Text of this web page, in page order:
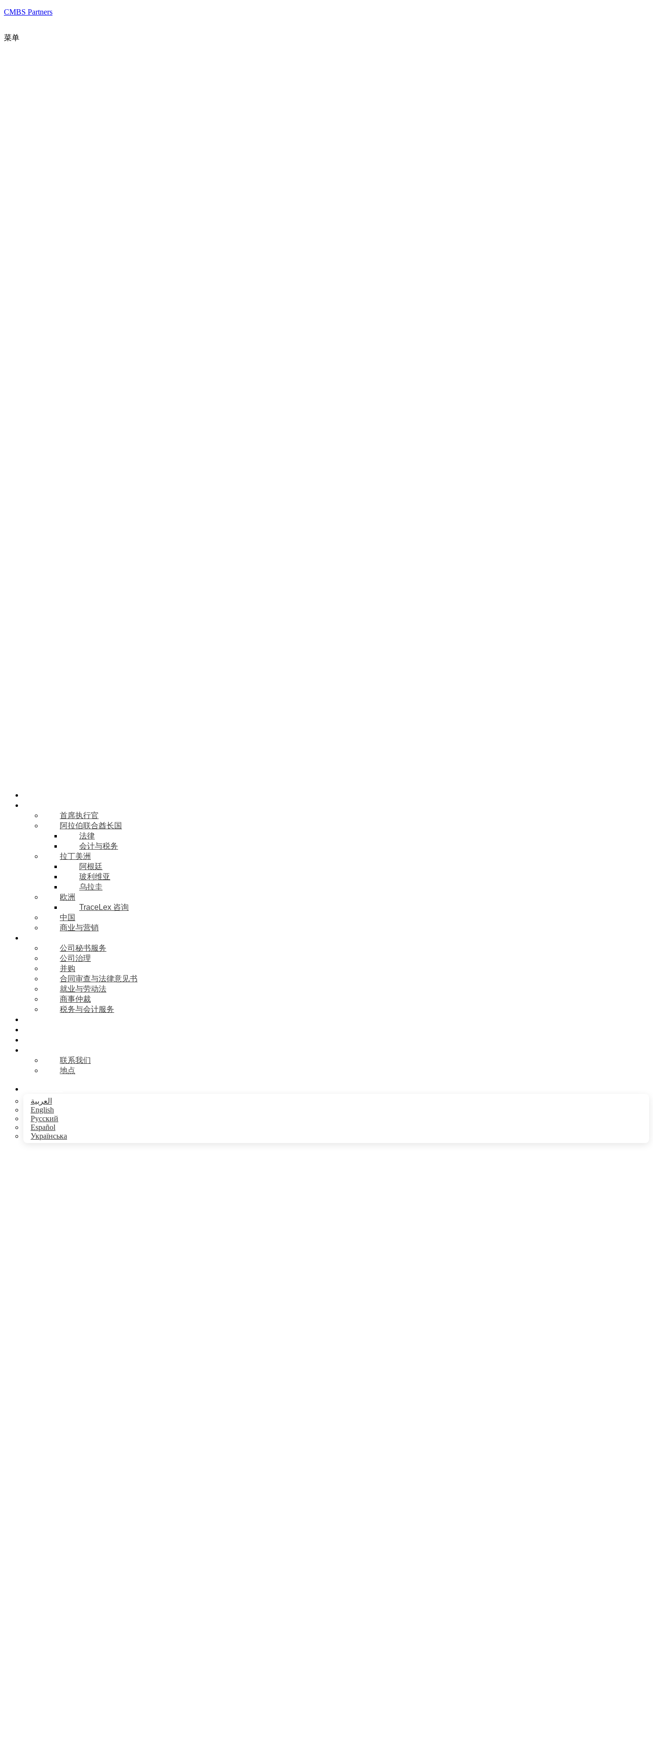
CMBS Partners
菜单
首席执行官
阿拉伯联合酋长国
法律
会计与税务
拉丁美洲
阿根廷
玻利维亚
乌拉圭
欧洲
TraceLex 咨询
中国
商业与营销
公司秘书服务
公司治理
并购
合同审查与法律意见书
就业与劳动法
商事仲裁
税务与会计服务
联系我们
地点
العربية
English
Русский
Español
Українська